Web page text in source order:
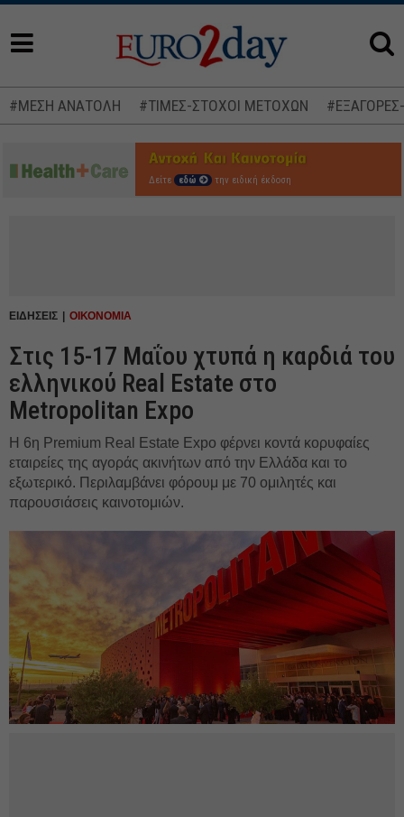
#ΜΕΣΗ ΑΝΑΤΟΛΗ #ΤΙΜΕΣ-ΣΤΟΧΟΙ ΜΕΤΟΧΩΝ
Δείτε εδώ την ειδική έκδοση
ΕΙΔΗΣΕΙΣ ΟΙΚΟΝΟΜΙΑ
Στις 15-17 Μαΐου χτυπά η καρδιά του
ελληνικού Real Estate στο
Metropolitan Expo
Η 6η Premium Real Estate Expo φέρνει κοντά κορυφαίες
εταιρείες της αγοράς ακινήτων από την Ελλάδα και το
εξωτερικό. Περιλαμβάνει φόρουμ με 70 ομιλητές και
παρουσιάσεις καινοτομιών.